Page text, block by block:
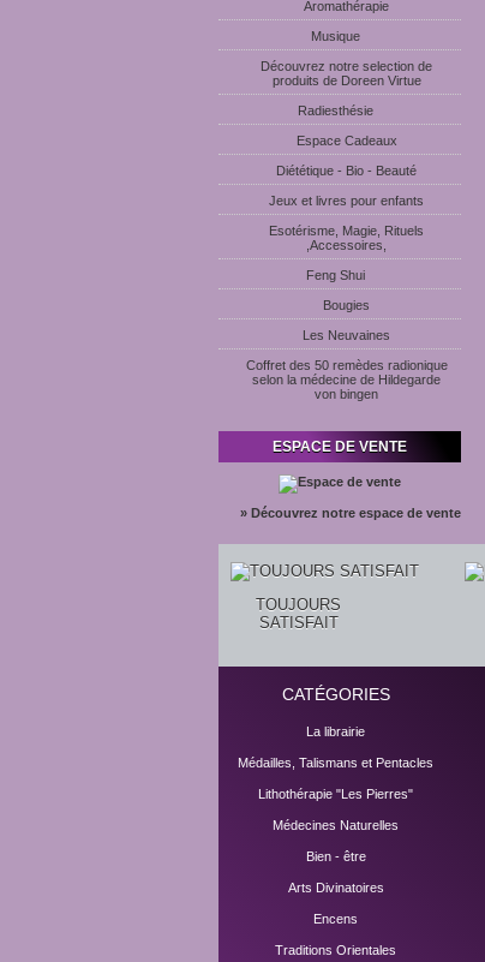
Aromathérapie
Musique
Découvrez notre selection de
produits de Doreen Virtue
Radiesthésie
Espace Cadeaux
Diététique - Bio - Beauté
Jeux et livres pour enfants
Esotérisme, Magie, Rituels
,Accessoires,
Feng Shui
Bougies
Les Neuvaines
Coffret des 50 remèdes radionique
selon la médecine de Hildegarde
von bingen
ESPACE DE VENTE
» Découvrez notre espace de vente
TOUJOURS
SATISFAIT
CATÉGORIES
La librairie
Médailles, Talismans et Pentacles
Lithothérapie "Les Pierres"
Médecines Naturelles
Bien - être
Arts Divinatoires
Encens
Traditions Orientales